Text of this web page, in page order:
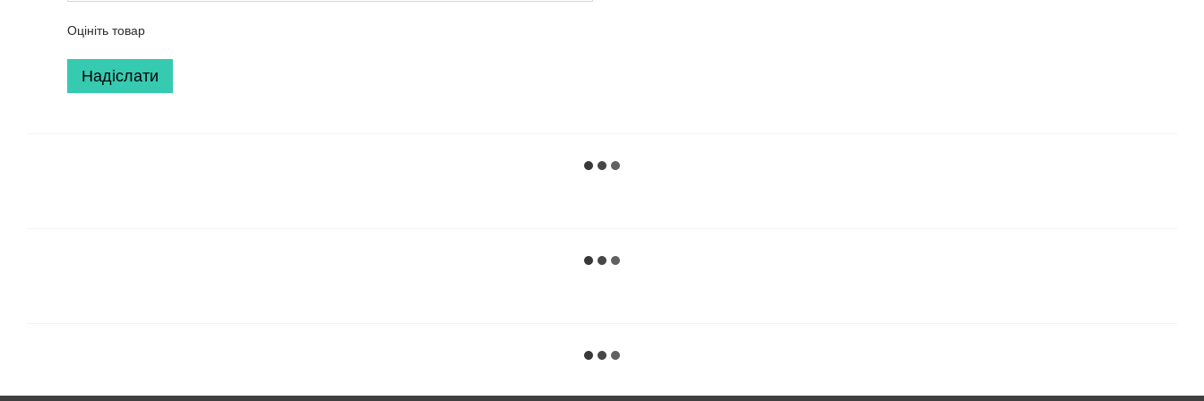
Оцініть товар
Надіслати